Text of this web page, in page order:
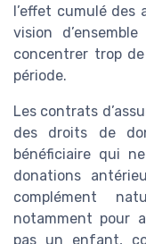
l’effet cumulé des
vision
concentrer trop
période.
Les contrats
des droits de
bénéficiaire qui
donations
complément
notamment pour
pas un enfant,